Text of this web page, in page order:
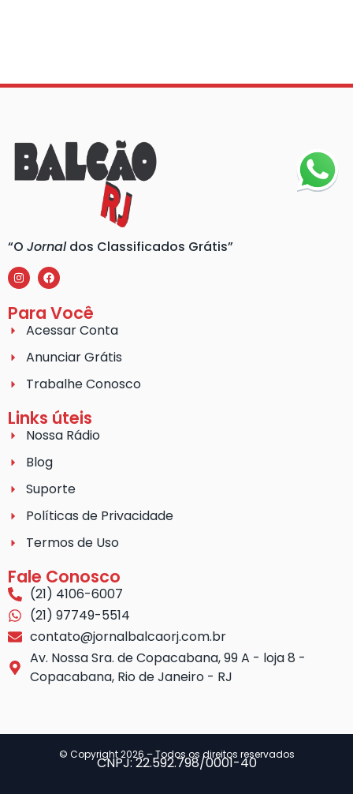
“O Jornaldos Classificados Grátis”
Para Você
Acessar Conta
Anunciar Grátis
Trabalhe Conosco
Links úteis
Nossa Rádio
Blog
Suporte
Políticas de Privacidade
Termos de Uso
Fale Conosco
(21) 4106-6007
(21) 97749-5514
contato@jornalbalcaorj.com.br
Av. Nossa Sra. de Copacabana, 99 A - loja 8 -
Copacabana, Rio de Janeiro - RJ
© Copyright 2026 – Todos os direitos reservados
CNPJ: 22.592.798/0001-40